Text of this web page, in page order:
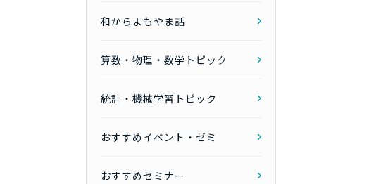
和からよもやま話
算数・物理・数学トピック
統計・機械学習トピック
おすすめイベント・ゼミ
おすすめセミナー